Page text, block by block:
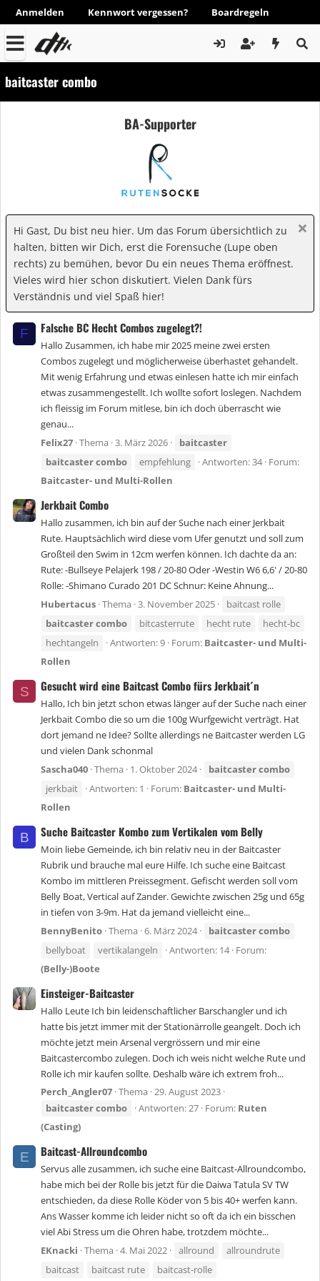
Anmelden Kennwort vergessen? Boardregeln
baitcaster combo
BA-Supporter
Hi Gast, Du bist neu hier. Um das Forum übersichtlich zu
halten, bitten wir Dich, erst die Forensuche (Lupe oben
rechts) zu bemühen, bevor Du ein neues Thema eröffnest.
Vieles wird hier schon diskutiert. Vielen Dank fürs
Verständnis und viel Spaß hier!
F Falsche BC Hecht Combos zugelegt?!
Hallo Zusammen, ich habe mir 2025 meine zwei ersten
Combos zugelegt und möglicherweise überhastet gehandelt.
Mit wenig Erfahrung und etwas einlesen hatte ich mir einfach
etwas zusammengestellt. Ich wollte sofort loslegen. Nachdem
ich fleissig im Forum mitlese, bin ich doch überrascht wie
genau...
Felix27 Thema 3. März 2026
baitcaster
baitcastercombo empfehlung Antworten: 34 Forum:
Baitcaster- und Multi-Rollen
Jerkbait Combo
Hallo zusammen, ich bin auf der Suche nach einer Jerkbait
Rute. Hauptsächlich wird diese vom Ufer genutzt und soll zum
Großteil den Swim in 12cm werfen können. Ich dachte da an:
Rute: -Bullseye Pelajerk 198 / 20-80 Oder -Westin W6 6,6' / 20-80
Rolle: -Shimano Curado 201 DC Schnur: Keine Ahnung...
Hubertacus Thema 3. November 2025
baitcast rolle
baitcastercombo bitcasterrute hecht rute
hecht-bc
hechtangeln
Antworten: 9 Forum: Baitcaster- und Multi-
Rollen
S Gesucht wird eine Baitcast Combo fürs Jerkbait´n
Hallo, Ich bin jetzt schon etwas länger auf der Suche nach einer
Jerkbait Combo die so um die 100g Wurfgewicht verträgt. Hat
dort jemand ne Idee? Sollte allerdings ne Baitcaster werden LG
und vielen Dank schonmal
Sascha040 Thema 1. Oktober 2024 baitcastercombo
jerkbait
Antworten: 1 Forum: Baitcaster- und Multi-
Rollen
B Suche Baitcaster Kombo zum Vertikalen vom Belly
Moin liebe Gemeinde, ich bin relativ neu in der Baitcaster
Rubrik und brauche mal eure Hilfe. Ich suche eine Baitcast
Kombo im mittleren Preissegment. Gefischt werden soll vom
Belly Boat, Vertical auf Zander. Gewichte zwischen 25g und 65g
in tiefen von 3-9m. Hat da jemand vielleicht eine...
BennyBenito Thema 6. März 2024 baitcastercombo
bellyboat
vertikalangeln Antworten: 14 Forum:
(Belly-)Boote
Einsteiger-Baitcaster
Hallo Leute Ich bin leidenschaftlicher Barschangler und ich
hatte bis jetzt immer mit der Stationärrolle geangelt. Doch ich
möchte jetzt mein Arsenal vergrössern und mir eine
Baitcastercombo zulegen. Doch ich weis nicht welche Rute und
Rolle ich mir kaufen sollte. Deshalb wäre ich extrem froh...
Perch_Angler07 Thema 29. August 2023
baitcastercombo Antworten: 27 Forum: Ruten
(Casting)
E Baitcast-Allroundcombo
Servus alle zusammen, ich suche eine Baitcast-Allroundcombo,
habe mich bei der Rolle bis jetzt für die Daiwa Tatula SV TW
entschieden, da diese Rolle Köder von 5 bis 40+ werfen kann.
Ans Wasser komme ich leider nicht so oft da ich ein bisschen
viel Abi Stress um die Ohren habe, trotzdem möchte...
EKnacki Thema 4. Mai 2022 allround
allroundrute
baitcast
baitcast rute baitcast-rolle